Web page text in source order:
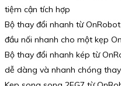
tiệm cận tích hợp
Bộ thay đổi nhanh từ OnRobot
đầu nối nhanh cho một kẹp
Bộ thay đổi nhanh kép từ
dễ dàng và nhanh chóng